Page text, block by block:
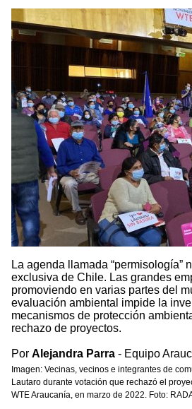
La agenda llamada “permisología”
exclusiva de Chile. Las grandes
promoviendo en varias partes del
evaluación ambiental impide la
mecanismos de protección
rechazo de proyectos.
Por Alejandra Parra - Equipo
Imagen: Vecinas, vecinos e integrantes de
Lautaro durante votación que rechazó el
WTE Araucanía, en marzo de 2022. Foto: